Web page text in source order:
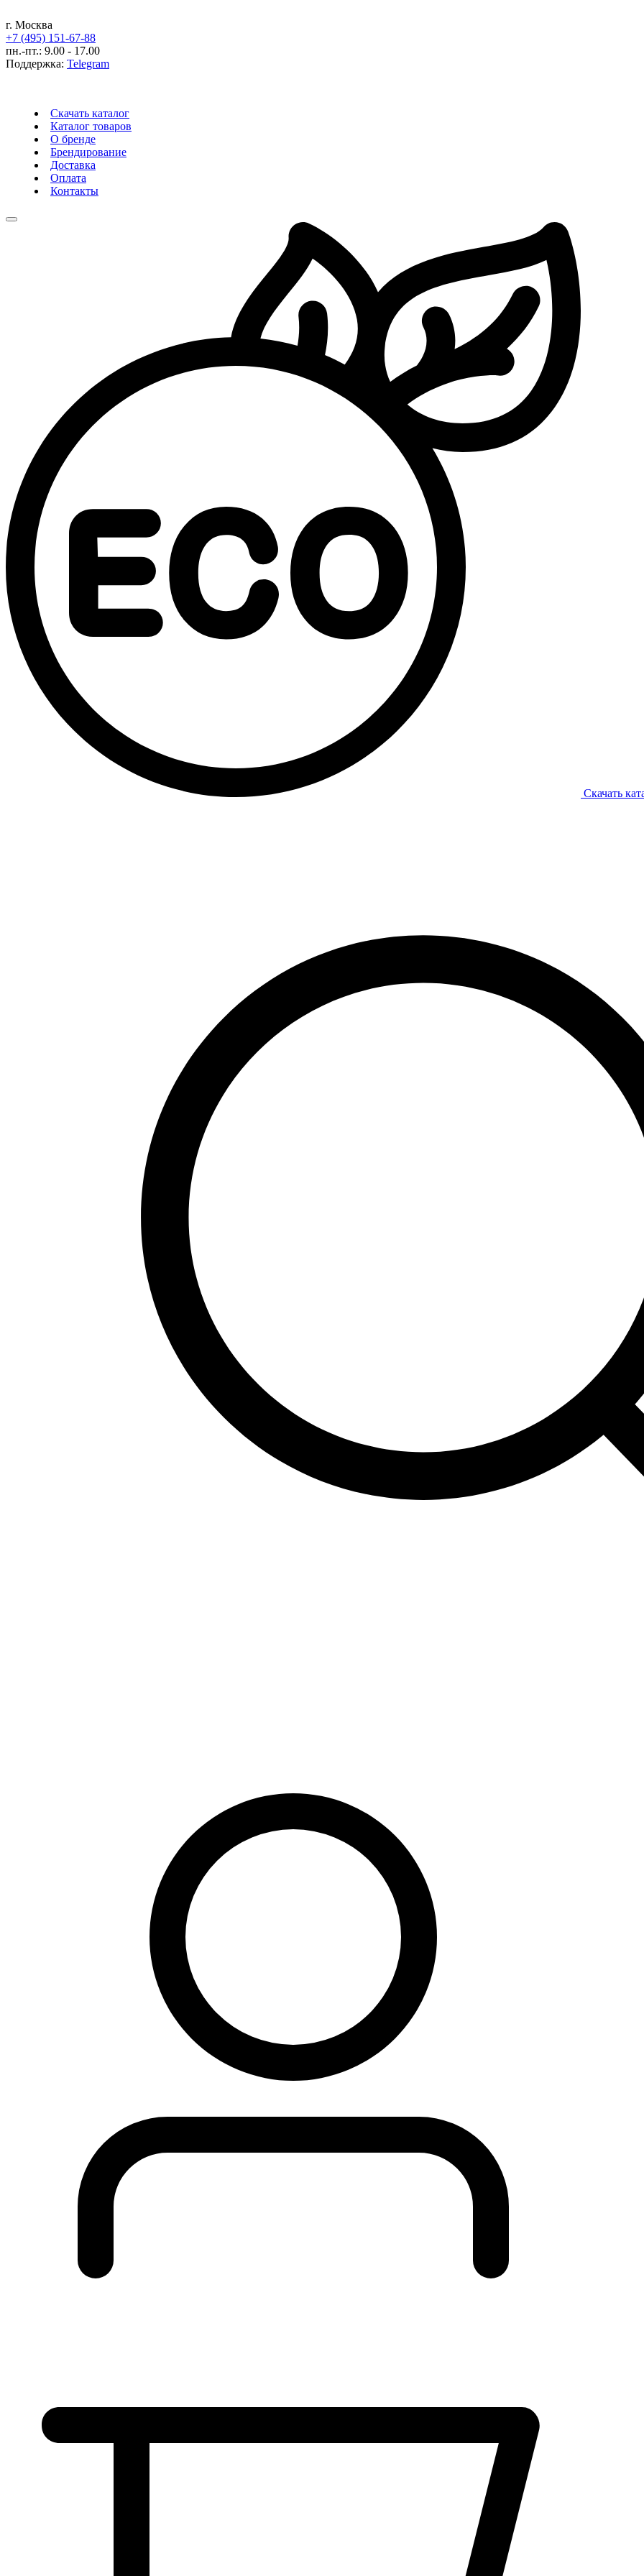
г. Москва
+7 (495) 151-67-88
пн.-пт.: 9.00 - 17.00
Поддержка: Telegram
Скачать каталог
Каталог товаров
О бренде
Брендирование
Доставка
Оплата
Контакты
Скачать